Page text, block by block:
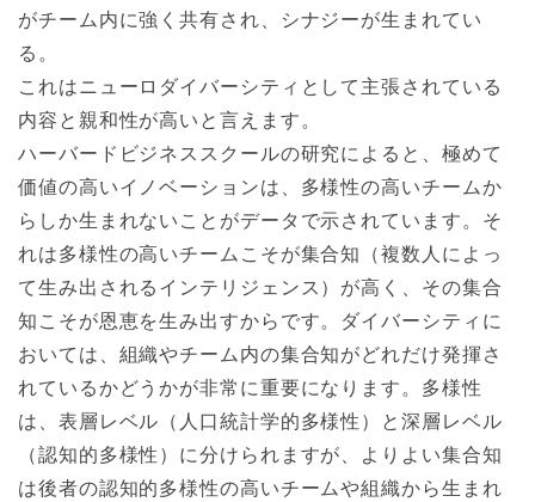
がチーム内に強く共有され、シナジーが生まれてい
る。
これはニューロダイバーシティとして主張されている
内容と親和性が高いと言えます。
ハーバードビジネススクールの研究によると、極めて
価値の高いイノベーションは、多様性の高いチームか
らしか生まれないことがデータで示されています。そ
れは多様性の高いチームこそが集合知（複数人によっ
て生み出されるインテリジェンス）が高く、その集合
知こそが恩恵を生み出すからです。ダイバーシティに
おいては、組織やチーム内の集合知がどれだけ発揮さ
れているかどうかが非常に重要になります。多様性
は、表層レベル（人口統計学的多様性）と深層レベル
（認知的多様性）に分けられますが、よりよい集合知
は後者の認知的多様性の高いチームや組織から生まれ